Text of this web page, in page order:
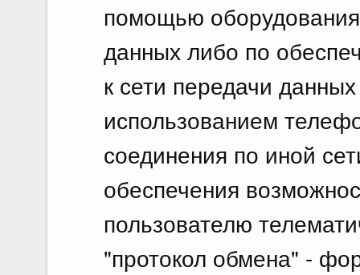
помощью оборудования
данных либо по
к сети передачи
использованием
соединения по иной
обеспечения
пользователю
"протокол обмена" -